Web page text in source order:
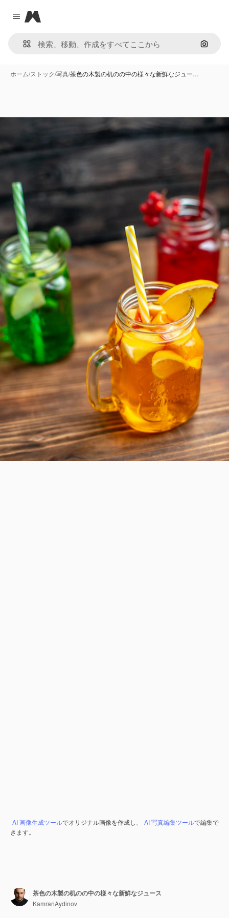
Close menu
Magnific
画像で
ホーム/ストック/写真/茶色の木製の机のの中の様々な新鮮なジュー…
AI 画像生成ツールでオリジナル画像を作成し、 AI 写真編集ツールで編集で
きます。
茶色の木製の机のの中の様々な新鮮なジュース
KamranAydinov